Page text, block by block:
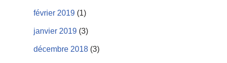
février 2019 (1)
janvier 2019 (3)
décembre 2018 (3)